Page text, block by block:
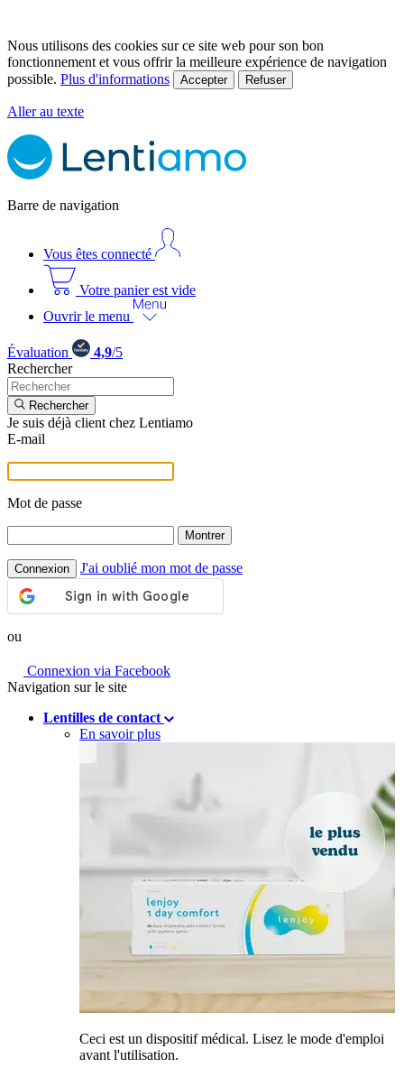
Nous utilisons des cookies sur ce site web pour son bon
fonctionnement et vous offrir la meilleure expérience de navigation
possible. Plus d'informations Accepter Refuser
Aller au texte
Barre de navigation
Vous êtes connecté
Votre panier est vide
Ouvrir le menu
Évaluation 4,9/5
Rechercher
Rechercher
Je suis déjà client chez Lentiamo
E-mail
Mot de passe
Montrer
Connexion J'ai oublié mon mot de passe
ou
Connexion via Facebook
Navigation sur le site
Lentilles de contact
En savoir plus
Ceci est un dispositif médical. Lisez le mode d'emploi
avant l'utilisation.